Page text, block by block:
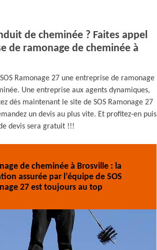
de cheminée ? Faites appel
de ramonage de cheminée à
Ramonage 27 une entreprise de ramonage
Une entreprise aux agents dynamiques,
dès maintenant le site de SOS Ramonage 27
un devis au plus vite. Et profitez-en puis
devis sera gratuit !!!
de cheminée à Brosville : la
assurée par l’équipe de SOS
27 est toujours au top